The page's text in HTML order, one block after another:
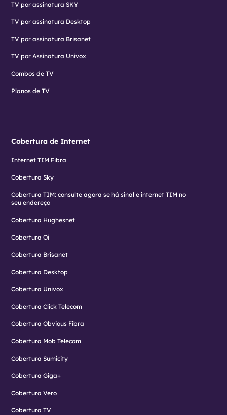
TV por assinatura SKY
TV por assinatura Desktop
TV por assinatura Brisanet
TV por Assinatura Univox
Combos de TV
Planos de TV
Cobertura de Internet
Internet TIM Fibra
Cobertura Sky
Cobertura TIM: consulte agora se há sinal e internet TIM no
seu endereço
Cobertura Hughesnet
Cobertura Oi
Cobertura Brisanet
Cobertura Desktop
Cobertura Univox
Cobertura Click Telecom
Cobertura Obvious Fibra
Cobertura Mob Telecom
Cobertura Sumicity
Cobertura Giga+
Cobertura Vero
Cobertura TV